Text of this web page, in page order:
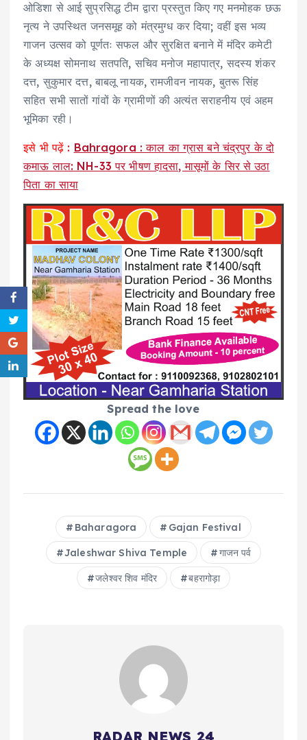
ओडिशा से आई सुप्रसिद्ध टीम द्वारा प्रस्तुत किए गए मनमोहक छऊ
नृत्य ने उपस्थित जनसमूह को मंत्रमुग्ध कर दिया; वहीं इस भव्य
गाजन उत्सव को पूर्णतः सफल और सुरक्षित बनाने में मंदिर कमेटी
के अध्यक्ष सोमनाथ सतपति, सचिव मनोज महापात्र, सदस्य शंकर
दत्त, सुकुमार दत्त, बाबलू नायक, रामजीवन नायक, बुतरू सिंह
सहित सभी सातों गांवों के ग्रामीणों की अत्यंत सराहनीय एवं अहम
भूमिका रही।
इसे भी पढ़ें : Bahragora : काल का ग्रास बने चंद्रपुर के दो
कमाऊ लाल: NH-33 पर भीषण हादसा, मासूमों के सिर से उठा
पिता का साया
Spread the love
Baharagora Gajan Festival
Jaleshwar Shiva Temple गाजन पर्व
जलेश्वर शिव मंदिर बहरागोड़ा
RADAR NEWS 24